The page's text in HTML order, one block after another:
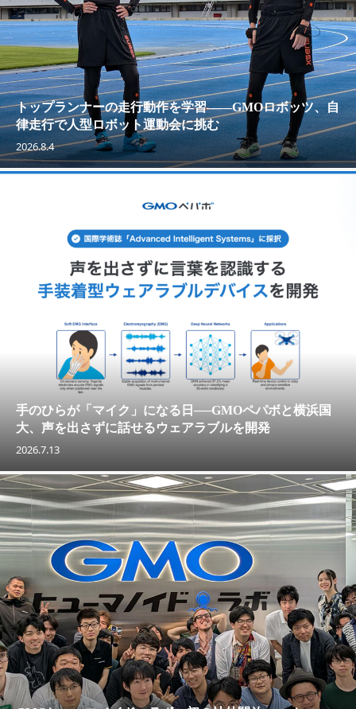
トップランナーの走行動作を学習——GMOロボッツ、自
律走行で人型ロボット運動会に挑む
2026.8.4
手のひらが「マイク」になる日──GMOペパボと横浜国
大、声を出さずに話せるウェアラブルを開発
2026.7.13